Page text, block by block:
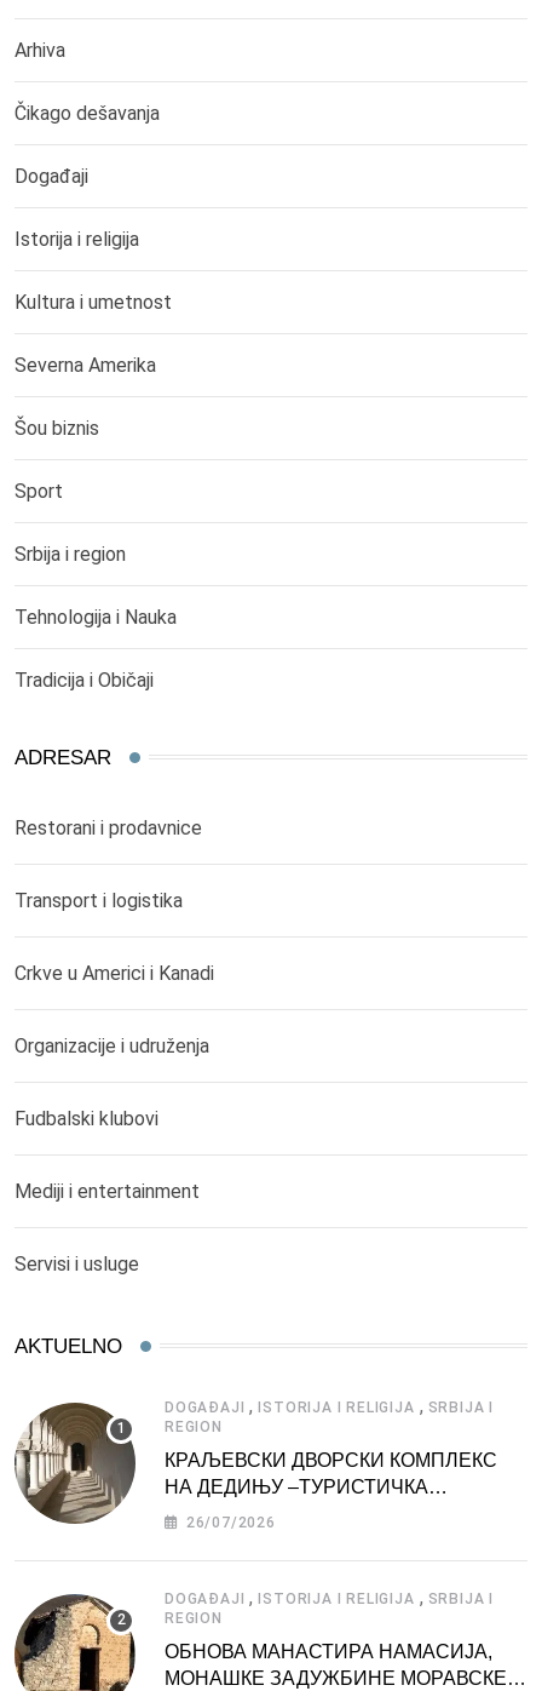
Arhiva
Čikago dešavanja
Događaji
Istorija i religija
Kultura i umetnost
Severna Amerika
Šou biznis
Sport
Srbija i region
Tehnologija i Nauka
Tradicija i Običaji
ADRESAR
Restorani i prodavnice
Transport i logistika
Crkve u Americi i Kanadi
Organizacije i udruženja
Fudbalski klubovi
Mediji i entertainment
Servisi i usluge
AKTUELNO
DOGAĐAJI ,ISTORIJA I RELIGIJA , SRBIJA I
REGION
КРАЉЕВСКИ ДВОРСКИ КОМПЛЕКС
НА ДЕДИЊУ –ТУРИСТИЧКА
АТРАКЦИЈА
26/07/2026
DOGAĐAJI ,ISTORIJA I RELIGIJA , SRBIJA I
REGION
ОБНОВА МАНАСТИРА НАМАСИЈА,
МОНАШКЕ ЗАДУЖБИНЕ МОРАВСКЕ